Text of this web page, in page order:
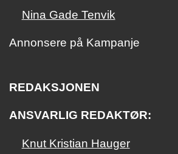
Nina Gade Tenvik
Annonsere på Kampanje
REDAKSJONEN
ANSVARLIG REDAKTØR:
Knut Kristian Hauger